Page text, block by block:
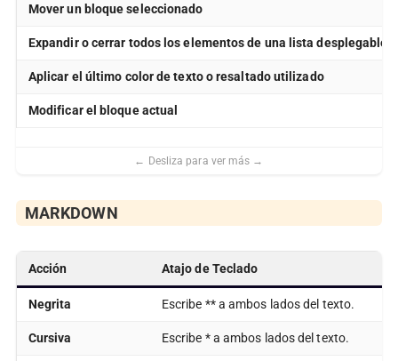
Mover un bloque seleccionado
Expandir o cerrar todos los elementos de una lista desplegable
Aplicar el último color de texto o resaltado utilizado
Modificar el bloque actual
MARKDOWN
Acción Atajo de Teclado
Negrita Escribe ** a ambos lados del texto.
Cursiva Escribe * a ambos lados del texto.